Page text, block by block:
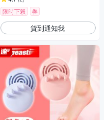
限時下殺 券
貨到通知我